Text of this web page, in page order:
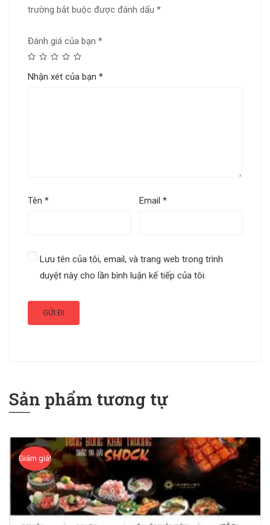
trường bắt buộc được đánh dấu *
Đánh giá của bạn *
Nhận xét của bạn *
Tên * Email*
Lưu tên của tôi, email, và trang web trong trình
duyệt này cho lần bình luận kế tiếp của tôi.
Sản phẩm tương tự
Giảm giá!